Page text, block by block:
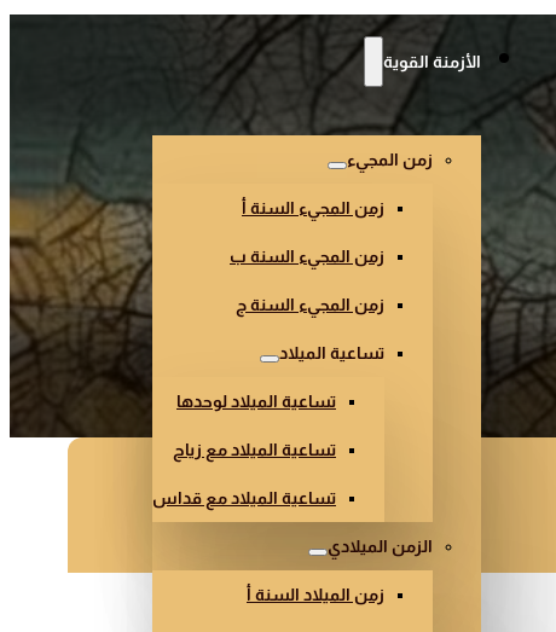
الأزمنة القوية
زمن المجيء
زمن المجيء السنة أ
زمن المجيء السنة ب
زمن المجيء السنة ج
تساعية الميلاد
تساعية الميلاد لوحدها
تساعية الميلاد مع زياح
تساعية الميلاد مع قداس
الزمن الميلادي
زمن الميلاد السنة أ